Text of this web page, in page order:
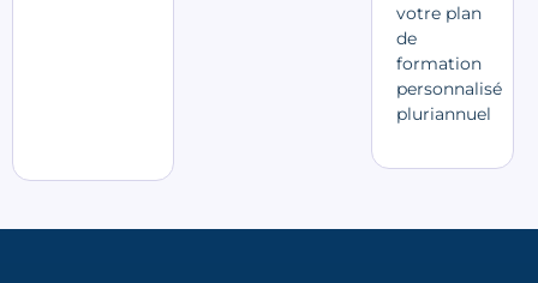
votre plan
de
formation
personnalisé
pluriannuel